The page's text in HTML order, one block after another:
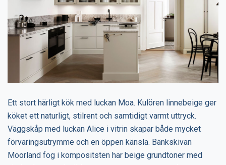
Ett stort härligt kök med luckan Moa. Kulören linnebeige ger
köket ett naturligt, stilrent och samtidigt varmt uttryck.
Väggskåp med luckan Alice i vitrin skapar både mycket
förvaringsutrymme och en öppen känsla. Bänkskivan
Moorland fog i kompositsten har beige grundtoner med